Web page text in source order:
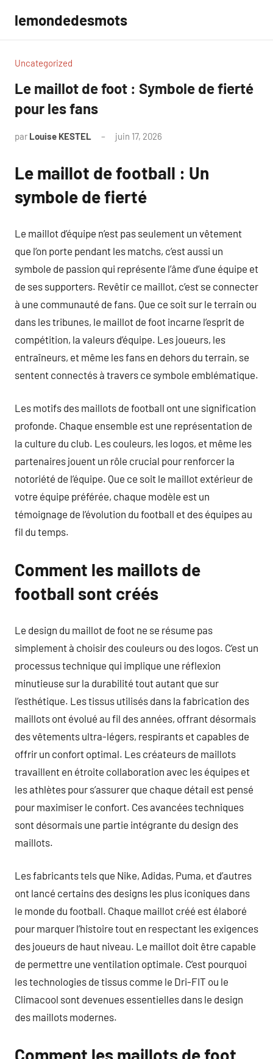
contenu
lemondedesmots
Uncategorized
Le maillot de foot : Symbole de fierté
pour les fans
par Louise KESTEL juin 17, 2026
Le maillot de football : Un
symbole de fierté
Le maillot d’équipe n’est pas seulement un vêtement
que l’on porte pendant les matchs, c’est aussi un
symbole de passion qui représente l’âme d’une équipe et
de ses supporters. Revêtir ce maillot, c’est se connecter
à une communauté de fans. Que ce soit sur le terrain ou
dans les tribunes, le maillot de foot incarne l’esprit de
compétition, la valeurs d’équipe. Les joueurs, les
entraîneurs, et même les fans en dehors du terrain, se
sentent connectés à travers ce symbole emblématique.
Les motifs des maillots de football ont une signification
profonde. Chaque ensemble est une représentation de
la culture du club. Les couleurs, les logos, et même les
partenaires jouent un rôle crucial pour renforcer la
notoriété de l’équipe. Que ce soit le maillot extérieur de
votre équipe préférée, chaque modèle est un
témoignage de l’évolution du football et des équipes au
fil du temps.
Comment les maillots de
football sont créés
Le design du maillot de foot ne se résume pas
simplement à choisir des couleurs ou des logos. C’est un
processus technique qui implique une réflexion
minutieuse sur la durabilité tout autant que sur
l’esthétique. Les tissus utilisés dans la fabrication des
maillots ont évolué au fil des années, offrant désormais
des vêtements ultra-légers, respirants et capables de
offrir un confort optimal. Les créateurs de maillots
travaillent en étroite collaboration avec les équipes et
les athlètes pour s’assurer que chaque détail est pensé
pour maximiser le confort. Ces avancées techniques
sont désormais une partie intégrante du design des
maillots.
Les fabricants tels que Nike, Adidas, Puma, et d’autres
ont lancé certains des designs les plus iconiques dans
le monde du football. Chaque maillot créé est élaboré
pour marquer l’histoire tout en respectant les exigences
des joueurs de haut niveau. Le maillot doit être capable
de permettre une ventilation optimale. C’est pourquoi
les technologies de tissus comme le Dri-FIT ou le
Climacool sont devenues essentielles dans le design
des maillots modernes.
Comment les maillots de foot